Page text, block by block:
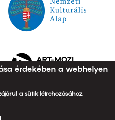
érdekében a webhelyen
a sütik létrehozásához.